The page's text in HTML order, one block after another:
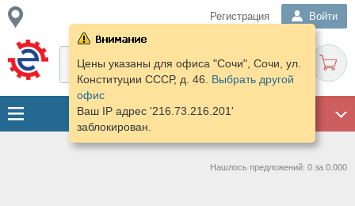
Регистрация Войти
Цены указаны для офиса "Сочи", Сочи, ул.
Конституции СССР, д. 46. Выбрать другой
офис
Ваш IP адрес '216.73.216.201'
заблокирован.
Нашлось предложений: 0 за 0.000